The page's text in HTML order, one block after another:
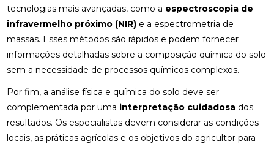
tecnologias mais avançadas, como a espectroscopia de
infravermelho próximo (NIR)e a espectrometria de
massas. Esses métodos são rápidos e podem fornecer
informações detalhadas sobre a composição química do solo
sem a necessidade de processos químicos complexos.
Por fim, a análise física e química do solo deve ser
complementada por uma interpretação cuidadosados
resultados. Os especialistas devem considerar as condições
locais, as práticas agrícolas e os objetivos do agricultor para